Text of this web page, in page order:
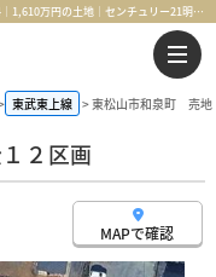
東松山市和泉町 売地 全１２区画 埼玉県東松山市和泉町 10-44｜1,610万円の土地｜センチュリー21明和ハウス
東武東上線 東松山市和泉町 売
２区画
MAPで確認